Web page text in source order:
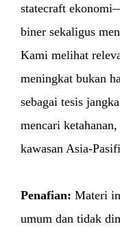
statecraft
biner sekaligus
Kami melihat
meningkat bukan
sebagai tesis
mencari
kawasan Asia-
Penafian: Materi
umum dan tidak